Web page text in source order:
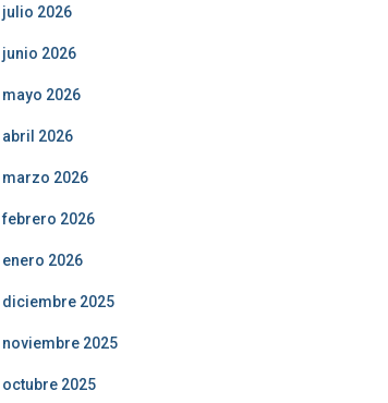
julio 2026
junio 2026
mayo 2026
abril 2026
marzo 2026
febrero 2026
enero 2026
diciembre 2025
noviembre 2025
octubre 2025